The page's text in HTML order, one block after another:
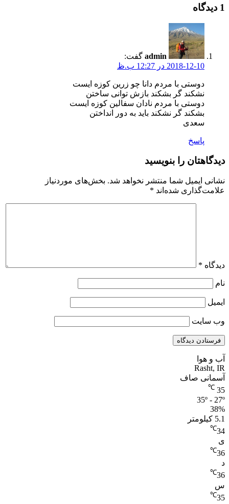
1 دیدگاه
admin گفت:
2018-12-10 در 12:27 ب.ظ
دوستی با مردم دانا چو زرین کوزه ایست
نشکند گر بشکند بازش توانی ساختن
دوستی با مردم نادان سفالین کوزه ایست
بشکند گر نشکند باید به دور انداختن
سعدی
پاسخ
دیدگاهتان را بنویسید
نشانی ایمیل شما منتشر نخواهد شد. بخش‌های موردنیاز
علامت‌گذاری شده‌اند *
دیدگاه *
نام
ایمیل
وب‌ سایت
آب و هوا
Rasht, IR
آسمانی صاف
35
℃
35º - 27º
38%
5.1 کیلومتر
34
℃
ی
36
℃
د
36
℃
س
35
℃